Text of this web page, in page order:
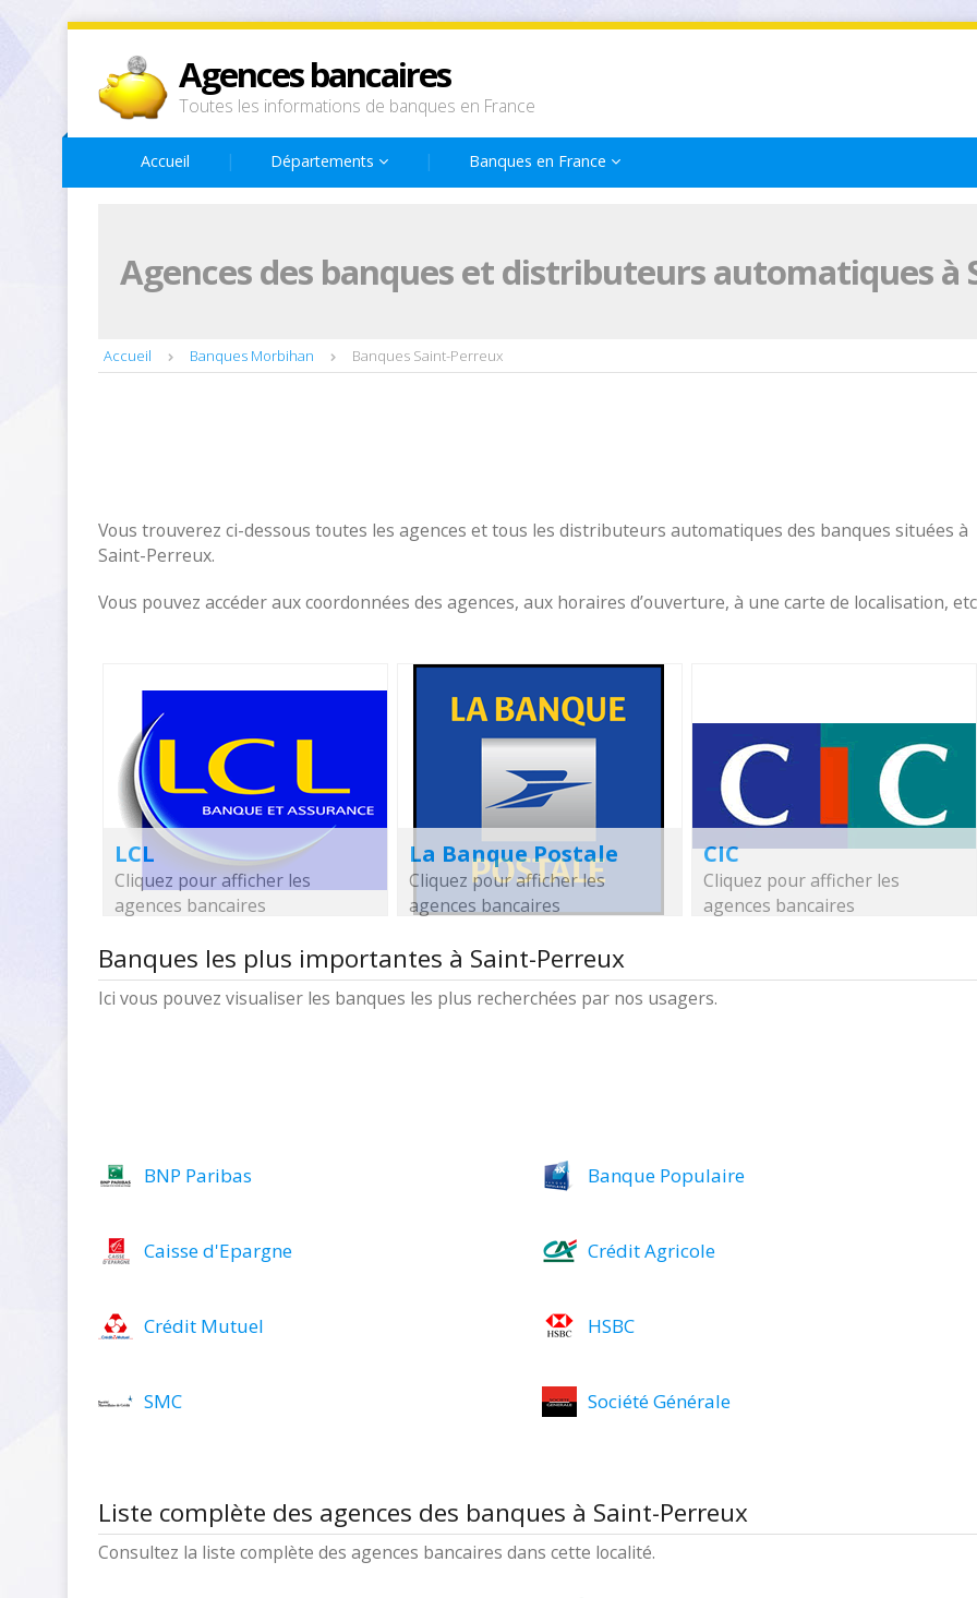
Agences bancaires
Toutes les informations de banques en France
Accueil Départements Banques en France
Agences des banques et distributeurs automatiques à
Accueil Banques Morbihan Banques Saint-Perreux
Vous trouverez ci-dessous toutes les agences et tous les distributeurs automatiques des banques situées à
Saint-Perreux.
Vous pouvez accéder aux coordonnées des agences, aux horaires d’ouverture, à une carte de localisation,
LCL
Cliquez pour afficher les
agences bancaires
La Banque Postale
Cliquez pour afficher les
agences bancaires
CIC
Cliquez pour afficher les
agences bancaires
Banques les plus importantes à Saint-Perreux
Ici vous pouvez visualiser les banques les plus recherchées par nos usagers.
BNP Paribas Banque Populaire
Caisse d'Epargne Crédit Agricole
Crédit Mutuel HSBC
SMC Société Générale
Liste complète des agences des banques à Saint-Perreux
Consultez la liste complète des agences bancaires dans cette localité.